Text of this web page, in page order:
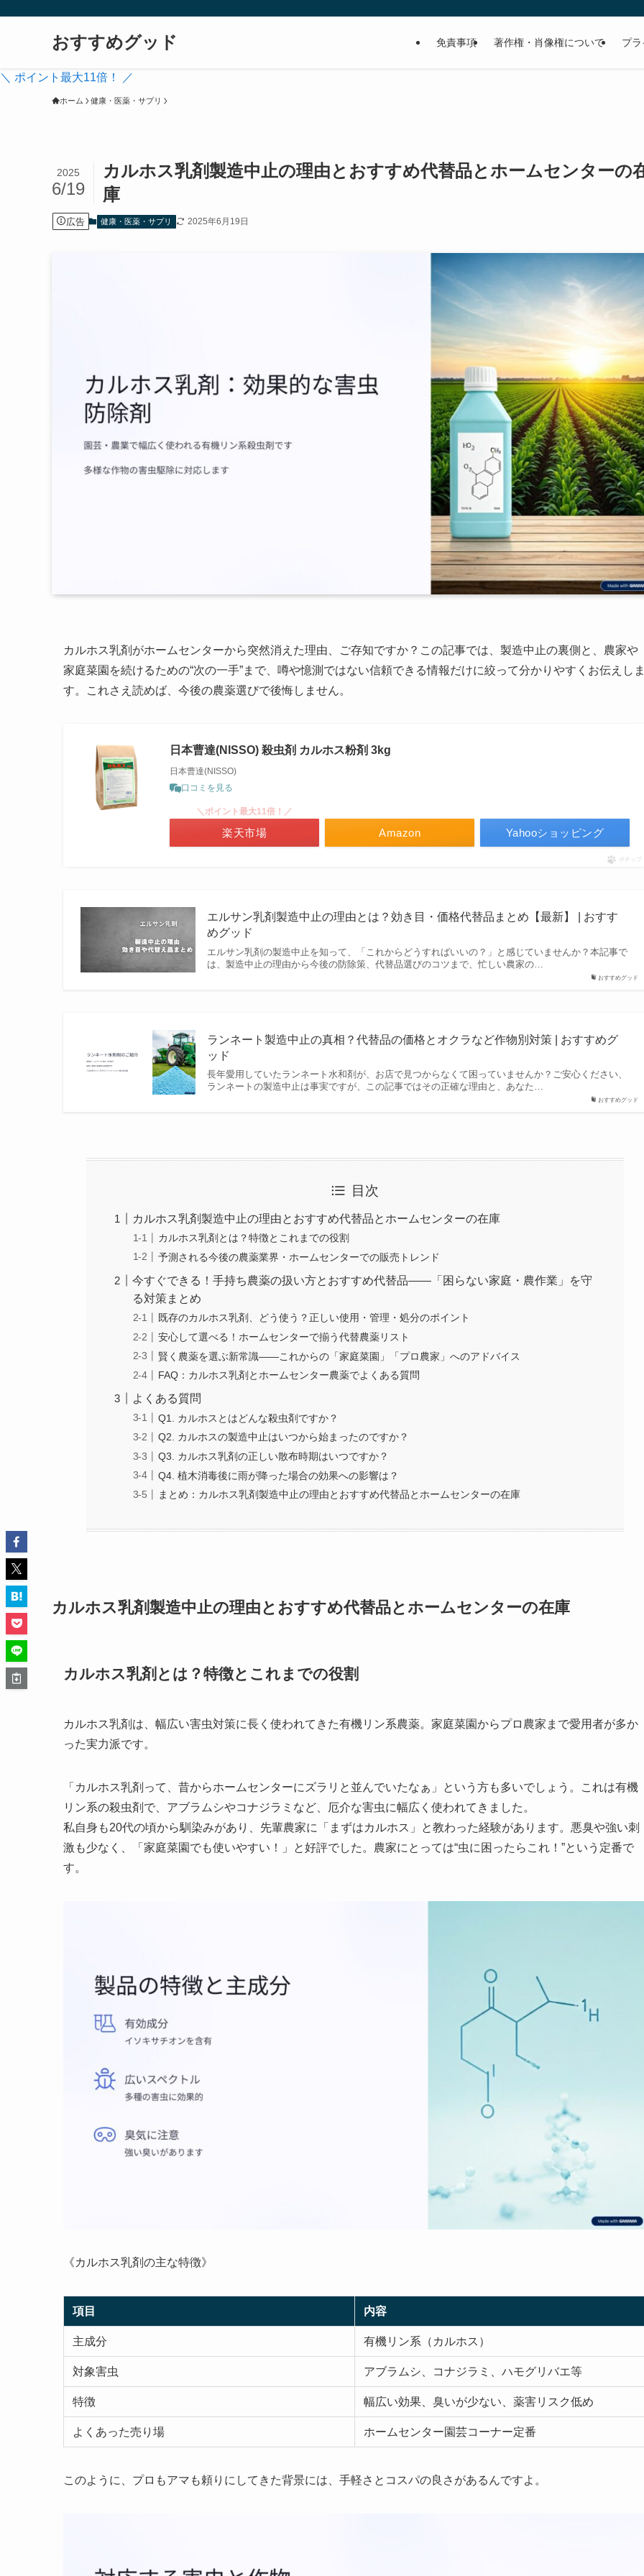
おすすめグッド 免責事項 著作権・肖像権について プ
＼ ポイント最大11倍！ ／
ホーム 健康・医薬・サプリ
カルホス乳剤製造中止の理由とおすすめ代替品とホームセンターの
庫
2025
6/19
広告 健康・医薬・サプリ 2025年6月19日
カルホス乳剤がホームセンターから突然消えた理由、ご存知ですか？この記事では、製造中止の裏側と、農家や
家庭菜園を続けるための“次の一手”まで、噂や憶測ではない信頼できる情報だけに絞って分かりやすくお伝えし
す。これさえ読めば、今後の農薬選びで後悔しません。
日本曹達(NISSO) 殺虫剤 カルホス粉剤 3kg
日本曹達(NISSO)
口コミを見る
Amazon
＼ポイント最大11倍！／
楽天市場 Yahooショッピング
ポチップ
おすすめグッド
エルサン乳剤製造中止の理由とは？効き目・価格代替品まとめ【最新】 | おすす
めグッド
エルサン乳剤の製造中止を知って、「これからどうすればいいの？」と感じていませんか？本記事で
は、製造中止の理由から今後の防除策、代替品選びのコツまで、忙しい農家の…
おすすめグッド
ランネート製造中止の真相？代替品の価格とオクラなど作物別対策 | おすすめグ
ッド
長年愛用していたランネート水和剤が、お店で見つからなくて困っていませんか？ご安心ください、
ランネートの製造中止は事実ですが、この記事ではその正確な理由と、あなた…
目次
カルホス乳剤製造中止の理由とおすすめ代替品とホームセンターの在庫
カルホス乳剤とは？特徴とこれまでの役割
予測される今後の農薬業界・ホームセンターでの販売トレンド
今すぐできる！手持ち農薬の扱い方とおすすめ代替品――「困らない家庭・農作業」を守
る対策まとめ
既存のカルホス乳剤、どう使う？正しい使用・管理・処分のポイント
安心して選べる！ホームセンターで揃う代替農薬リスト
賢く農薬を選ぶ新常識――これからの「家庭菜園」「プロ農家」へのアドバイス
FAQ：カルホス乳剤とホームセンター農薬でよくある質問
よくある質問
Q1. カルホスとはどんな殺虫剤ですか？
Q2. カルホスの製造中止はいつから始まったのですか？
Q3. カルホス乳剤の正しい散布時期はいつですか？
Q4. 植木消毒後に雨が降った場合の効果への影響は？
まとめ：カルホス乳剤製造中止の理由とおすすめ代替品とホームセンターの在庫
カルホス乳剤製造中止の理由とおすすめ代替品とホームセンターの在庫
カルホス乳剤とは？特徴とこれまでの役割
カルホス乳剤は、幅広い害虫対策に長く使われてきた有機リン系農薬。家庭菜園からプロ農家まで愛用者が多か
った実力派です。
「カルホス乳剤って、昔からホームセンターにズラリと並んでいたなぁ」という方も多いでしょう。これは有機
リン系の殺虫剤で、アブラムシやコナジラミなど、厄介な害虫に幅広く使われてきました。
私自身も20代の頃から馴染みがあり、先輩農家に「まずはカルホス」と教わった経験があります。悪臭や強い刺
激も少なく、「家庭菜園でも使いやすい！」と好評でした。農家にとっては“虫に困ったらこれ！”という定番で
す。
《カルホス乳剤の主な特徴》
項目 内容
主成分 有機リン系（カルホス）
対象害虫 アブラムシ、コナジラミ、ハモグリバエ等
特徴 幅広い効果、臭いが少ない、薬害リスク低め
よくあった売り場 ホームセンター園芸コーナー定番
このように、プロもアマも頼りにしてきた背景には、手軽さとコスパの良さがあるんですよ。